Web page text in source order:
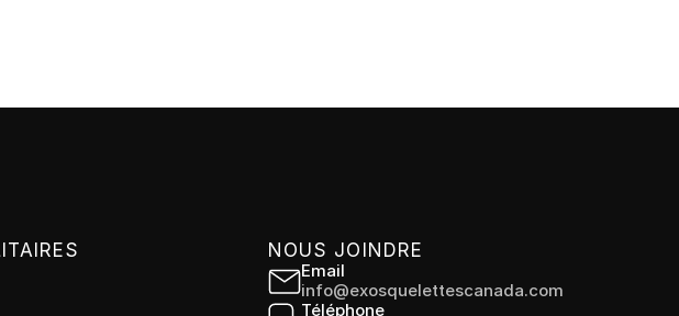
NOUS JOINDRE
Email
info@exosquelettescanada.com
Téléphone